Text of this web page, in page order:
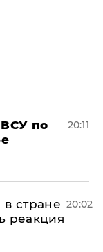
по
20:11
стране
реакция
20:02